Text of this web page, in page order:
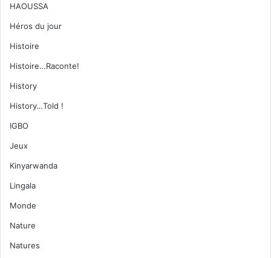
HAOUSSA
Héros du jour
Histoire
Histoire…Raconte!
History
History…Told !
IGBO
Jeux
Kinyarwanda
Lingala
Monde
Nature
Natures